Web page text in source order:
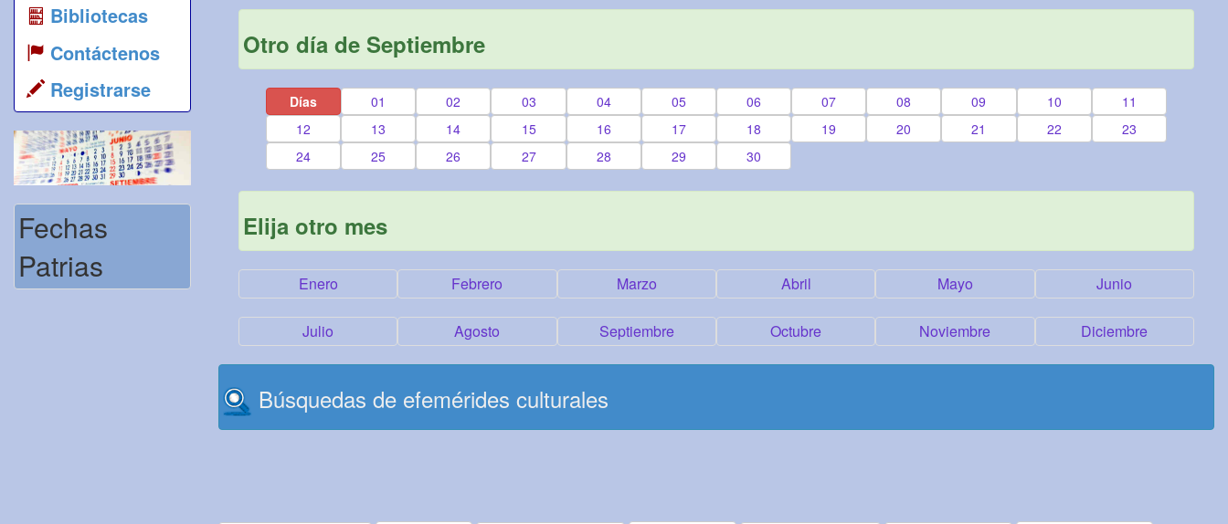
Bibliotecas
Contáctenos
Registrarse
Fechas
Patrias
Otro día de Septiembre
Días 01 02 03 04 05 06 07 08 09 10
11
12
13 14 15 16 17 18 19 20 21 22
23
24
25 26 27 28 29 30
Elija otro mes
Enero Febrero Marzo Abril Mayo Junio
Julio Agosto Septiembre Octubre Noviembre Diciembre
Búsquedas de efemérides culturales